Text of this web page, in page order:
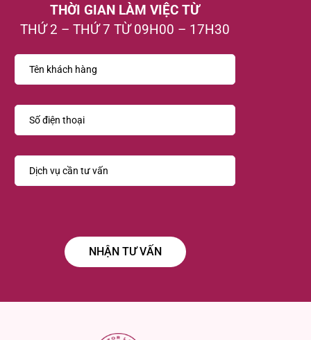
THỜI GIAN LÀM VIỆC TỪ
THỨ 2 – THỨ 7 TỪ 09H00 – 17H30